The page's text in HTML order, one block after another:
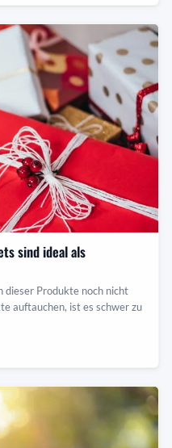
sind ideal als
dieser Produkte noch nicht
auftauchen, ist es schwer zu